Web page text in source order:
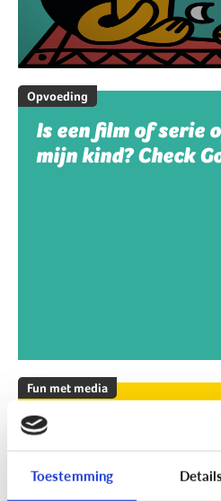
Toestemming Details
Opvoeding
Is een film of serie
mijn kind? Check
Fun met media
Leuke apps voor
zomer door te
Geef je kind een duwtje in